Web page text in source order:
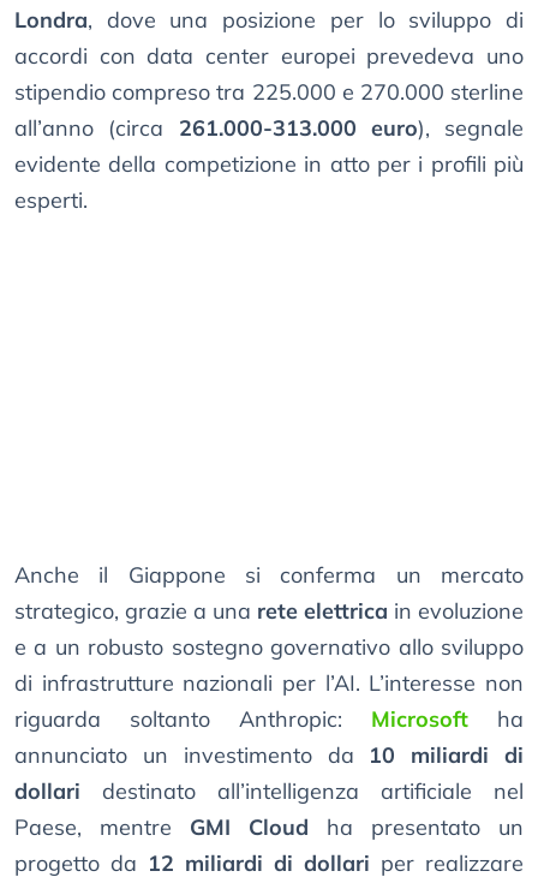
Londra, dove una posizione per lo sviluppo di
accordi con data center europei prevedeva uno
stipendio compreso tra 225.000 e 270.000 sterline
all’anno (circa 261.000-313.000 euro), segnale
evidente della competizione in atto per i profili più
esperti.
Anche il Giappone si conferma un mercato
strategico, grazie a una rete elettrica in evoluzione
e a un robusto sostegno governativo allo sviluppo
di infrastrutture nazionali per l’AI. L’interesse non
riguarda soltanto Anthropic: Microsoft ha
annunciato un investimento da 10 miliardi di
dollari destinato all’intelligenza artificiale nel
Paese, mentre GMI Cloud ha presentato un
progetto da 12 miliardi di dollari per realizzare